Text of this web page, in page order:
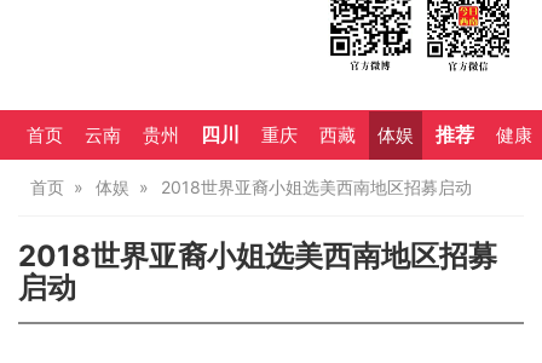
首页 云南 贵州 四川 重庆 西藏 体娱 推荐 健康
首页 体娱 2018世界亚裔小姐选美西南地区招募启动
2018世界亚裔小姐选美西南地区招募
启动